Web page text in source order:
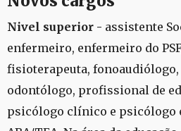
Nivel superior - assistente
enfermeiro, enfermeiro do
fisioterapeuta,
odontólogo, profissional de
psicólogo clínico e psicólogo